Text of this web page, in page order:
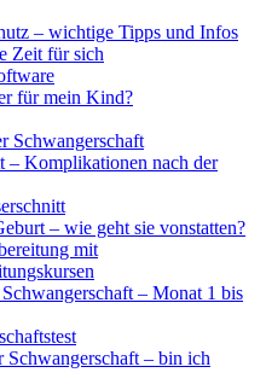
– wichtige Tipps und Infos
Zeit für sich
für mein Kind?
Schwangerschaft
– Komplikationen nach der
– wie geht sie vonstatten?
mit
– Monat 1 bis
Schwangerschaft – bin ich